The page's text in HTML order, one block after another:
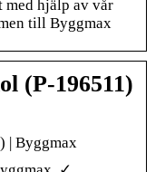
hjälp av vår
till Byggmax
(P-196511)
| Byggmax